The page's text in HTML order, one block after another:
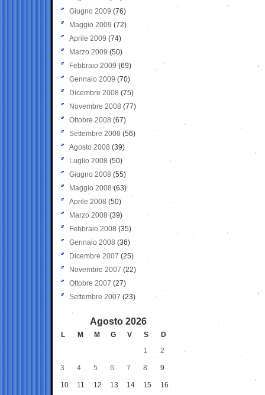
Giugno 2009 (76)
Maggio 2009 (72)
Aprile 2009 (74)
Marzo 2009 (50)
Febbraio 2009 (69)
Gennaio 2009 (70)
Dicembre 2008 (75)
Novembre 2008 (77)
Ottobre 2008 (67)
Settembre 2008 (56)
Agosto 2008 (39)
Luglio 2008 (50)
Giugno 2008 (55)
Maggio 2008(63)
Aprile 2008 (50)
Marzo 2008 (39)
Febbraio 2008 (35)
Gennaio 2008 (36)
Dicembre 2007 (25)
Novembre 2007 (22)
Ottobre 2007 (27)
Settembre 2007 (23)
Agosto 2026
L M M G V S
D
1
2
3 4 5 6 7 8 9
10 11 12 13 14 15 16